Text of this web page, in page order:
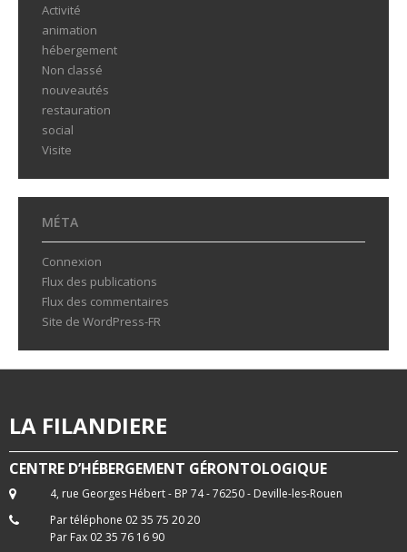
Activité
animation
hébergement
Non classé
nouveautés
restauration
social
Visite
MÉTA
Connexion
Flux des publications
Flux des commentaires
Site de WordPress-FR
LA FILANDIERE
CENTRE D’HÉBERGEMENT GÉRONTOLOGIQUE
4, rue Georges Hébert - BP 74 - 76250 - Deville-les-Rouen
Par téléphone 02 35 75 20 20
Par Fax 02 35 76 16 90